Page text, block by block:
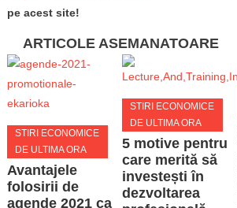
pe acest site!
ARTICOLE ASEMANATOARE
STIRI ECONOMICE
DE ULTIMA ORA
Avantajele
folosirii de
agende 2021 ca
STIRI ECONOMICE
DE ULTIMA ORA
5 motive pentru
care merită să
investești în
dezvoltarea